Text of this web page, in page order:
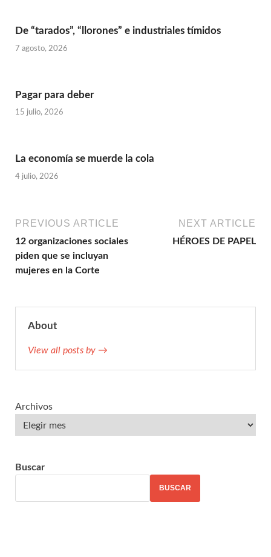
De “tarados”, “llorones” e industriales tímidos
7 agosto, 2026
Pagar para deber
15 julio, 2026
La economía se muerde la cola
4 julio, 2026
PREVIOUS ARTICLE
12 organizaciones sociales
piden que se incluyan
mujeres en la Corte
NEXT ARTICLE
HÉROES DE PAPEL
About
View all posts by →
Archivos
Buscar
BUSCAR